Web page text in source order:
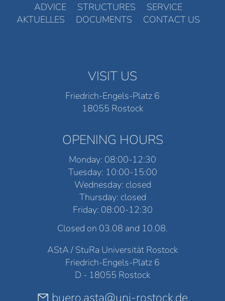
ADVICE STRUCTURES
SERVICE
AKTUELLES
DOCUMENTS CONTACT US
VISIT US
Friedrich-Engels-Platz 6
18055 Rostock
OPENING HOURS
Monday: 08:00-12:30
Tuesday: 10:00-15:00
Wednesday: closed
Thursday: closed
Friday: 08:00-12:30
Closed on 03.08 and 10.08.
AStA / StuRa Universität Rostock
Friedrich-Engels-Platz 6
D - 18055 Rostock
buero.asta@uni-rostock.de